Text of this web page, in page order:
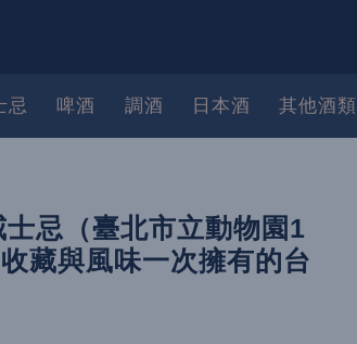
忌 啤酒 調酒 日本酒 其他酒類
士忌（臺北市立動物園1
藏與風味一次擁有的台